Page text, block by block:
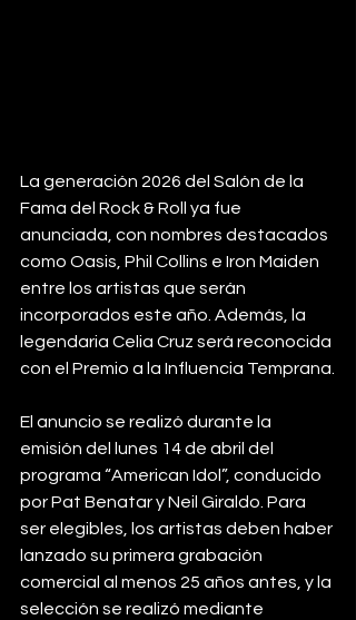
La generación 2026 del Salón de la
Fama del Rock & Roll ya fue
anunciada, con nombres destacados
como Oasis, Phil Collins e Iron Maiden
entre los artistas que serán
incorporados este año. Además, la
legendaria Celia Cruz será reconocida
con el Premio a la Influencia Temprana.
El anuncio se realizó durante la
emisión del lunes 14 de abril del
programa “American Idol”, conducido
por Pat Benatar y Neil Giraldo. Para
ser elegibles, los artistas deben haber
lanzado su primera grabación
comercial al menos 25 años antes, y la
selección se realizó mediante